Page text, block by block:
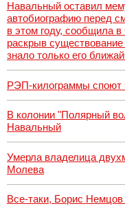
Навальный оставил
автобиографию перед
в этом году, сообщила
раскрыв существование
знало только его
РЭП-килограммы споют
В колонии "Полярный
Навальный
Умерла владелица
Молева
Все-таки, Борис Немцов